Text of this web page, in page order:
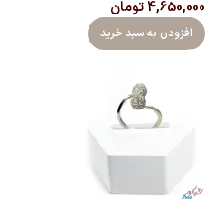
4,650,000تومان
افزودن به سبد خرید